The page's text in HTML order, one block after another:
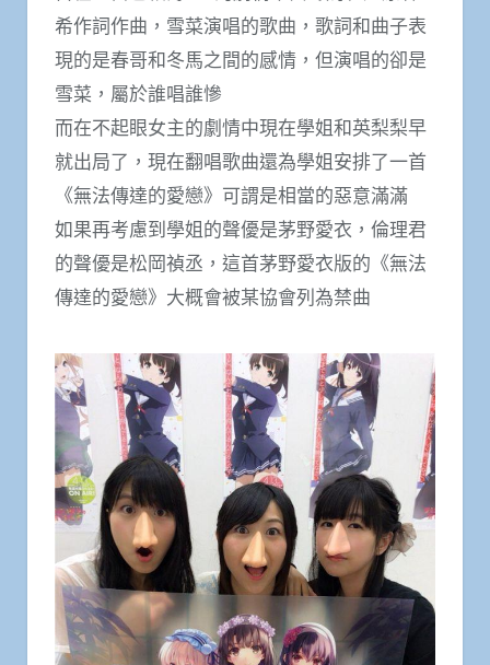
希作詞作曲，雪菜演唱的歌曲，歌詞和曲子表
現的是春哥和冬馬之間的感情，但演唱的卻是
雪菜，屬於誰唱誰慘
而在不起眼女主的劇情中現在學姐和英梨梨早
就出局了，現在翻唱歌曲還為學姐安排了一首
《無法傳達的愛戀》可謂是相當的惡意滿滿
如果再考慮到學姐的聲優是茅野愛衣，倫理君
的聲優是松岡禎丞，這首茅野愛衣版的《無法
傳達的愛戀》大概會被某協會列為禁曲